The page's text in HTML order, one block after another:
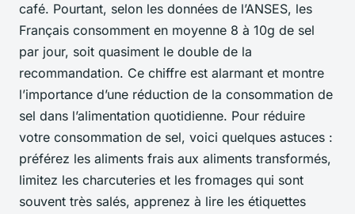
café. Pourtant, selon les données de l’ANSES, les
Français consomment en moyenne 8 à 10g de sel
par jour, soit quasiment le double de la
recommandation. Ce chiffre est alarmant et montre
l’importance d’une réduction de la consommation de
sel dans l’alimentation quotidienne. Pour réduire
votre consommation de sel, voici quelques astuces :
préférez les aliments frais aux aliments transformés,
limitez les charcuteries et les fromages qui sont
souvent très salés, apprenez à lire les étiquettes